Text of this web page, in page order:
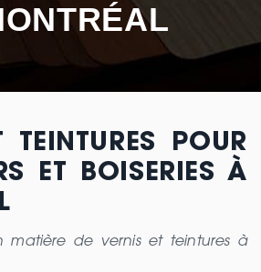
TEINTURES POUR
ET BOISERIES À
matière de vernis et teintures à